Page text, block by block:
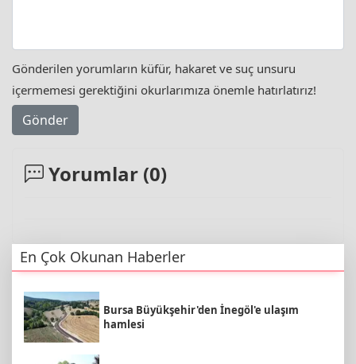
Gönderilen yorumların küfür, hakaret ve suç unsuru
içermemesi gerektiğini okurlarımıza önemle hatırlatırız!
Gönder
Yorumlar (0)
En Çok Okunan Haberler
Bursa Büyükşehir'den İnegöl'e ulaşım
hamlesi